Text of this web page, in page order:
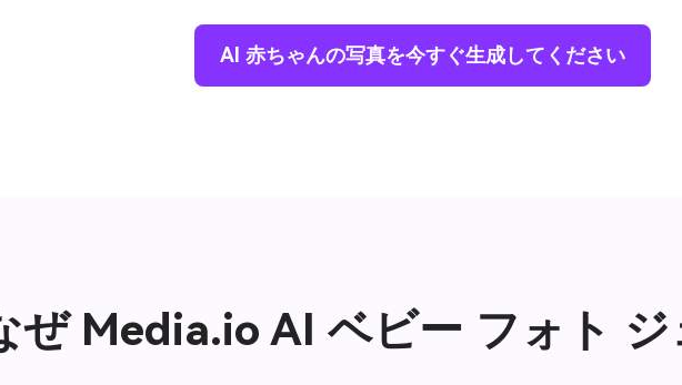
AI 赤ちゃんの写真を今すぐ生成してください
ぜ Media.io AI ベビー フォト